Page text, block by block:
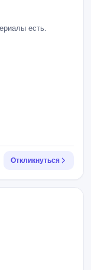
есть.
Откликнуться